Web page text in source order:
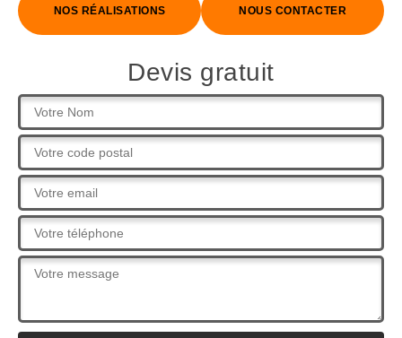
NOS RÉALISATIONS NOUS CONTACTER
Devis gratuit